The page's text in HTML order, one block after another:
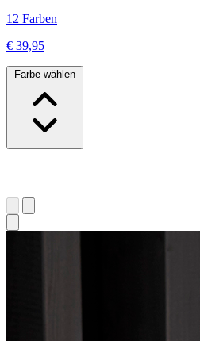
12 Farben
€ 39,95
Farbe wählen